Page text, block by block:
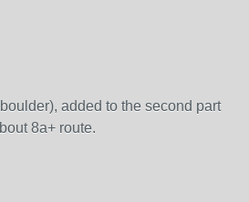
added to the second part
8a+ route.